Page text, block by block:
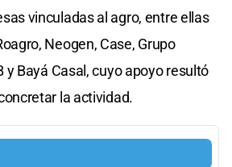
vinculadas al agro, entre ellas
Neogen, Case, Grupo
y Bayá Casal, cuyo apoyo resultó
la actividad.